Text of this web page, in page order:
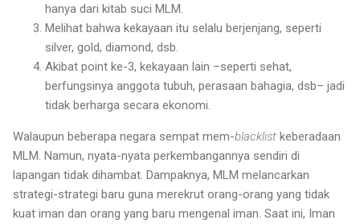
hanya dari kitab suci MLM.
Melihat bahwa kekayaan itu selalu berjenjang, seperti
silver, gold, diamond, dsb.
Akibat point ke-3, kekayaan lain –seperti sehat,
berfungsinya anggota tubuh, perasaan bahagia, dsb– jadi
tidak berharga secara ekonomi.
Walaupun beberapa negara sempat mem-blacklist keberadaan
MLM. Namun, nyata-nyata perkembangannya sendiri di
lapangan tidak dihambat. Dampaknya, MLM melancarkan
strategi-strategi baru guna merekrut orang-orang yang tidak
kuat iman dan orang yang baru mengenal iman. Saat ini, Iman